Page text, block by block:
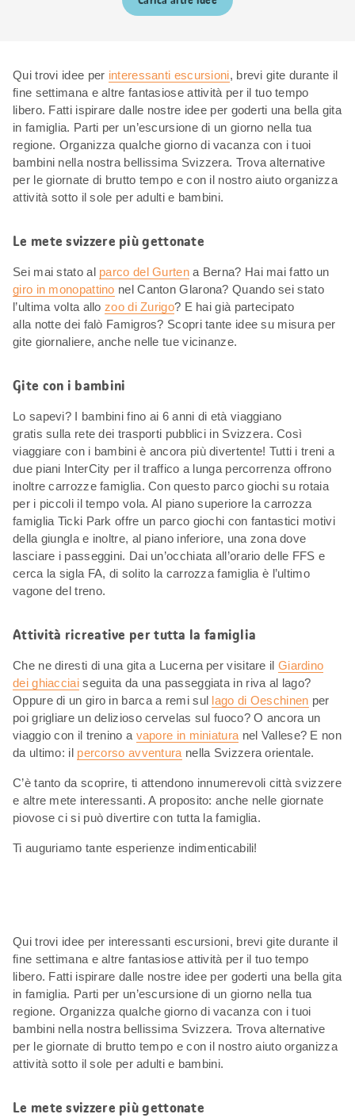
Qui trovi idee per interessanti escursioni, brevi gite durante il
fine settimana e altre fantasiose attività per il tuo tempo
libero. Fatti ispirare dalle nostre idee per goderti una bella gita
in famiglia. Parti per un’escursione di un giorno nella tua
regione. Organizza qualche giorno di vacanza con i tuoi
bambini nella nostra bellissima Svizzera. Trova alternative
per le giornate di brutto tempo e con il nostro aiuto organizza
attività sotto il sole per adulti e bambini.
Le mete svizzere più gettonate
Sei mai stato al parco del Gurtena Berna? Hai mai fatto un
giro in monopattino nel Canton Glarona? Quando sei stato
l’ultima volta allozoo di Zurigo? E hai già partecipato
alla notte dei falò Famigros? Scopri tante idee su misura per
gite giornaliere, anche nelle tue vicinanze.
Gite con i bambini
Lo sapevi? I bambini fino ai 6 anni di età viaggiano
gratis sulla rete dei trasporti pubblici in Svizzera. Così
viaggiare con i bambini è ancora più divertente! Tutti i treni a
due piani InterCity per il traffico a lunga percorrenza offrono
inoltre carrozze famiglia. Con questo parco giochi su rotaia
per i piccoli il tempo vola. Al piano superiore la carrozza
famiglia Ticki Park offre un parco giochi con fantastici motivi
della giungla e inoltre, al piano inferiore, una zona dove
lasciare i passeggini. Dai un’occhiata all’orario delle FFS e
cerca la sigla FA, di solito la carrozza famiglia è l’ultimo
vagone del treno.
Attività ricreative per tutta la famiglia
Che ne diresti di una gita a Lucerna per visitare il Giardino
dei ghiacciaiseguita da una passeggiata in riva al lago?
Oppure di un giro in barca a remi sul lago di Oeschinen per
poi grigliare un delizioso cervelas sul fuoco? O ancora un
viaggio con il trenino a vapore in miniatura nel Vallese? E non
da ultimo: il percorso avventura nella Svizzera orientale.
C’è tanto da scoprire, ti attendono innumerevoli città svizzere
e altre mete interessanti. A proposito: anche nelle giornate
piovose ci si può divertire con tutta la famiglia.
Ti auguriamo tante esperienze indimenticabili!
Qui trovi idee per interessanti escursioni, brevi gite durante il
fine settimana e altre fantasiose attività per il tuo tempo
libero. Fatti ispirare dalle nostre idee per goderti una bella gita
in famiglia. Parti per un’escursione di un giorno nella tua
regione. Organizza qualche giorno di vacanza con i tuoi
bambini nella nostra bellissima Svizzera. Trova alternative
per le giornate di brutto tempo e con il nostro aiuto organizza
attività sotto il sole per adulti e bambini.
Le mete svizzere più gettonate